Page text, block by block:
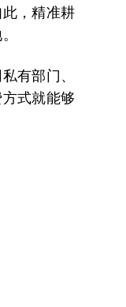
，精准耕
有部门、
式就能够